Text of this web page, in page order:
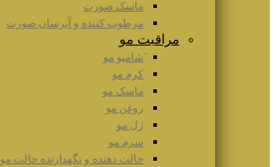
ماسک صورت
مرطوب کننده و آبرسان صورت
مراقبت مو
َشامپو مو
کرم مو
ماسک مو
روغن مو
ژل مو
سرم مو
حالت دهنده و نگهدارنده حالت مو